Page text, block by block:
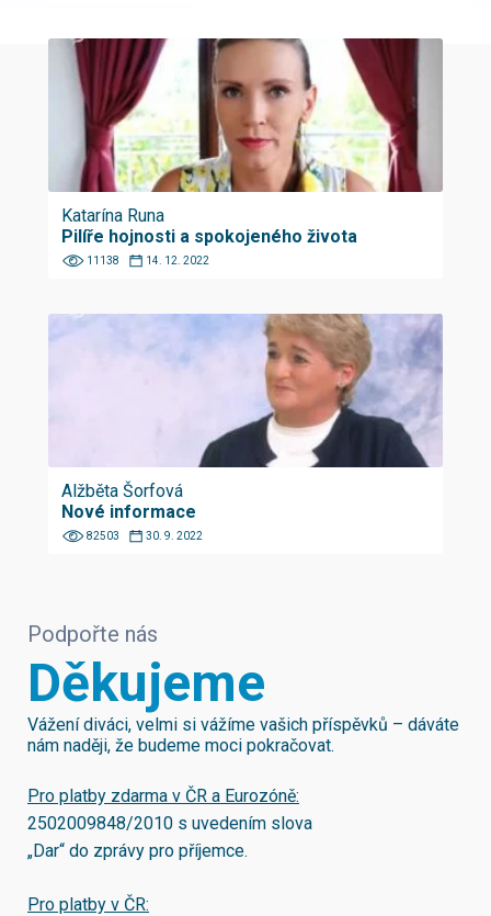
Katarína Runa
Pilíře hojnosti a spokojeného života
11138 14. 12. 2022
Alžběta Šorfová
Nové informace
82503 30. 9. 2022
Podpořte nás
Děkujeme
Vážení diváci, velmi si vážíme vašich příspěvků – dáváte
nám naději, že budeme moci pokračovat.
Pro platby zdarma v ČR a Eurozóně:
2502009848/2010 s uvedením slova
„Dar“ do zprávy pro příjemce.
Pro platby v ČR: